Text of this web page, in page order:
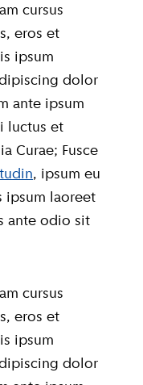
cursus
eros et
ipsum
dolor
ante ipsum
luctus et
Curae; Fusce
, ipsum eu
ipsum laoreet
ante odio sit
cursus
eros et
ipsum
dolor